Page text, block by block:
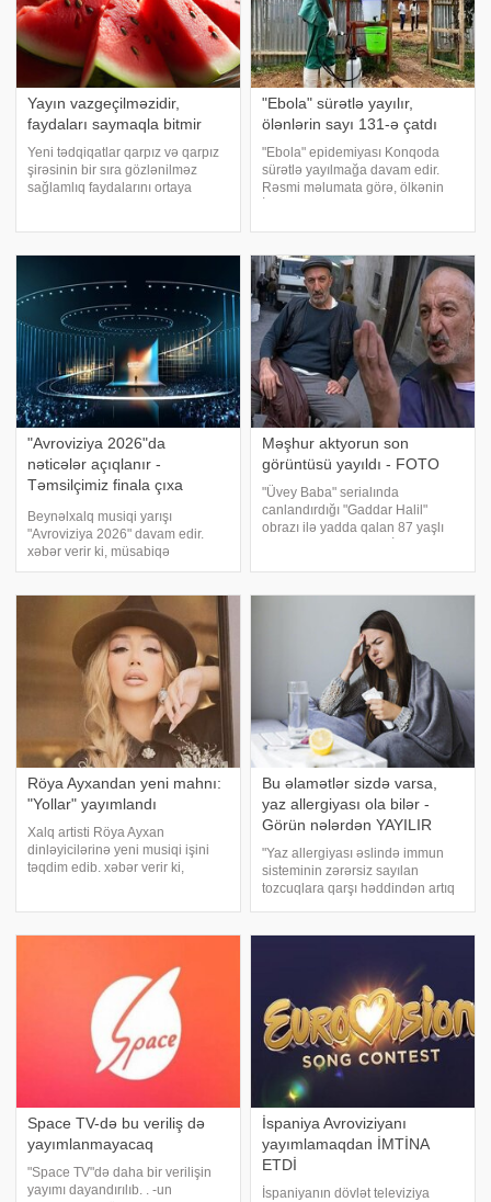
Yayın vazgeçilməzidir,
faydaları saymaqla bitmir
Yeni tədqiqatlar qarpız və qarpız
şirəsinin bir sıra gözlənilməz
sağlamlıq faydalarını ortaya
nəticəsində məlum olu
"Ebola" sürətlə yayılır,
ölənlərin sayı 131-ə çatdı
"Ebola" epidemiyası Konqoda
sürətlə yayılmağa davam edir.
Rəsmi məlumata görə, ölkənin
xəbər verir ki, Konqo hökumət
"Avroviziya 2026"da
nəticələr açıqlanır -
Təmsilçimiz finala çıxa
Beynəlxalq musiqi yarışı
"Avroviziya 2026" davam edir.
xəbər verir ki, müsabiqə
Avstriyanın paytaxtı Vyana
keçirilən ikinci yarımfinal
mərhələsində ölkəmizi JIVA
(Cəmilə Həşimova) təmsi
Məşhur aktyorun son
görüntüsü yayıldı - FOTO
"Üvey Baba" serialında
canlandırdığı "Gaddar Halil"
obrazı ilə yadda qalan 87 yaşlı
uzun illər Türk televiziy
Röya Ayxandan yeni mahnı:
"Yollar" yayımlandı
Xalq artisti Röya Ayxan
dinləyicilərinə yeni musiqi işini
təqdim edib. xəbər verir ki,
sözləri Akbar Rahmana
Bu əlamətlər sizdə varsa,
yaz allergiyası ola bilər -
Görün nələrdən YAYILIR
"Yaz allergiyası əslində immun
sisteminin zərərsiz sayılan
tozcuqlara qarşı həddindən artıq
Space TV-də bu veriliş də
yayımlanmayacaq
"Space TV"də daha bir verilişin
yayımı dayandırılıb. . -un
İspaniya Avroviziyanı
yayımlamaqdan İMTİNA
ETDİ
İspaniyanın dövlət televiziya